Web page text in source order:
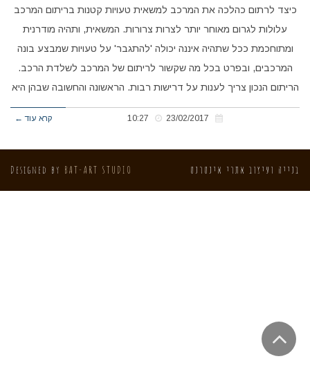
כיצד לרתום כהלכה את המרכב למשאית טעויות קטנות בריתום המרכב
עלולות לגרום מאוחר יותר לצרות צרורות. המשאית, ותהיה מודרנית
ומתוחכמת ככל שתהיה איננה יכולה 'להתגבר' על טעויות שמבצע בונה
המרכבים, ובפרט בכל מה שקשור לריתום של המרכב לשלדת הרכב.
הריתום הנכון צריך לענות על דרישות רבות. הראשונה והחשובה שבהן היא
קרא עוד ←
בנייה ועיצוב אתרי אינטרנט Designed by BAT-ART STUDIO
גלילה
לראש